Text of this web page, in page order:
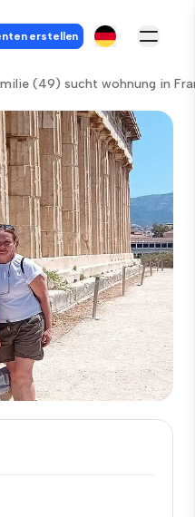
erstellen
(49) sucht wohnung in